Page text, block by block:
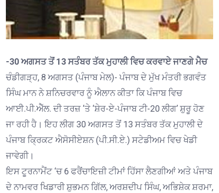
-30 ਅਗਸਤ ਤੋਂ 13 ਸਤੰਬਰ ਤੱਕ ਮੁਹਾਲੀ ਵਿਚ ਕਰਵਾਏ ਜਾਣਗੇ ਮੈਚ
ਚੰਡੀਗੜ੍ਹ, 8 ਅਗਸਤ (ਪੰਜਾਬ ਮੇਲ)- ਪੰਜਾਬ ਦੇ ਮੁੱਖ ਮੰਤਰੀ ਭਗਵੰਤ
ਸਿੰਘ ਮਾਨ ਨੇ ਸ਼ਨਿਚਰਵਾਰ ਨੂੰ ਐਲਾਨ ਕੀਤਾ ਕਿ ਪੰਜਾਬ ਵਿਚ
ਆਈ.ਪੀ.ਐੱਲ. ਦੀ ਤਰਜ਼ ‘ਤੇ ‘ਸ਼ੇਰ-ਏ-ਪੰਜਾਬ ਟੀ-20 ਲੀਗ’ ਸ਼ੁਰੂ ਹੋਣ
ਜਾ ਰਹੀ ਹੈ। ਇਹ ਲੀਗ 30 ਅਗਸਤ ਤੋਂ 13 ਸਤੰਬਰ ਤੱਕ ਮੁਹਾਲੀ ਦੇ
ਪੰਜਾਬ ਕ੍ਰਿਕਟ ਐਸੋਸੀਏਸ਼ਨ (ਪੀ.ਸੀ.ਏ.) ਸਟੇਡੀਅਮ ਵਿਚ ਖੇਡੀ
ਜਾਵੇਗੀ।
ਇਸ ਟੂਰਨਾਮੈਂਟ ‘ਚ 6 ਫਰੈਂਚਾਇਜ਼ੀ ਟੀਮਾਂ ਹਿੱਸਾ ਲੈਣਗੀਆਂ ਅਤੇ ਪੰਜਾਬ
ਦੇ ਨਾਮਵਰ ਖਿਡਾਰੀ ਸ਼ੁਭਮਨ ਗਿੱਲ, ਅਰਸ਼ਦੀਪ ਸਿੰਘ, ਅਭਿਸ਼ੇਕ ਸ਼ਰਮਾ,